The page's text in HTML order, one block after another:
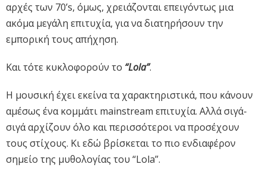
αρχές των 70’s, όμως, χρειάζονται επειγόντως μια
ακόμα μεγάλη επιτυχία, για να διατηρήσουν την
εμπορική τους απήχηση.
Και τότε κυκλοφορούν το “Lola”.
Η μουσική έχει εκείνα τα χαρακτηριστικά, που κάνουν
αμέσως ένα κομμάτι mainstream επιτυχία. Αλλά σιγά-
σιγά αρχίζουν όλο και περισσότεροι να προσέχουν
τους στίχους. Κι εδώ βρίσκεται το πιο ενδιαφέρον
σημείο της μυθολογίας του “Lola”.